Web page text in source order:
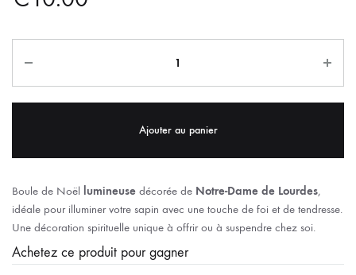
Ajouter au panier
Boule de Noël lumineuse décorée de Notre-Dame de Lourdes,
idéale pour illuminer votre sapin avec une touche de foi et de tendresse.
Une décoration spirituelle unique à offrir ou à suspendre chez soi.
Achetez ce produit pour gagner